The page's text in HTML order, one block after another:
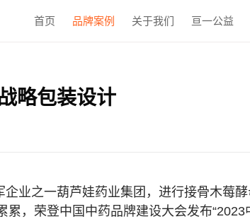
首页 品牌案例 关于我们 亘一公益
略包装设计
业之一葫芦娃药业集团，进行接骨木莓
，荣登中国中药品牌建设大会发布